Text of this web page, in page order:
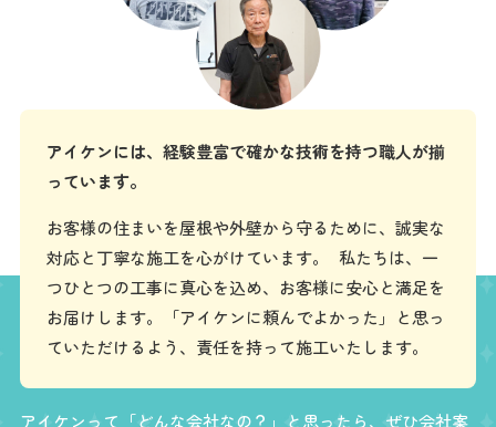
アイケンには、経験豊富で確かな技術を持つ職人が揃
っています。
お客様の住まいを屋根や外壁から守るために、誠実な
対応と丁寧な施工を心がけています。 私たちは、一
つひとつの工事に真心を込め、お客様に安心と満足を
お届けします。「アイケンに頼んでよかった」と思っ
ていただけるよう、責任を持って施工いたします。
アイケンって「どんな会社なの？」と思ったら、ぜひ会社案